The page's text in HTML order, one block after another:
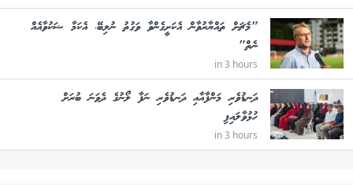
"މެޗަށް ތައްޔާރުވާން އެކަށީގެންވާ ވަގުތު ނުލިބޭ، އެކަމާ ޝަކުވާއެއް
ނެތް"
in 3 hours
ދަނޑުވެރި މަންފާއާއި ދަނޑުވެރި ނަފާ ލޯނުގެ ދެވަނަ ބުރަށް
ހުޅުވާލައިފި
in 3 hours